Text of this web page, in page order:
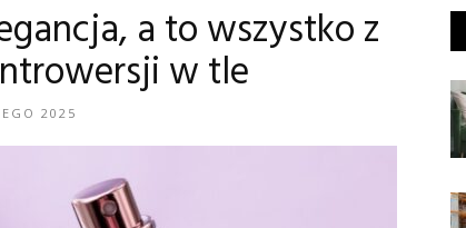
a to wszystko z
w tle
2025